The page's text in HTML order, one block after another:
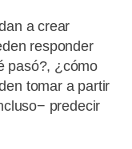
a crear
responder
pasó?, ¿cómo
tomar a partir
predecir